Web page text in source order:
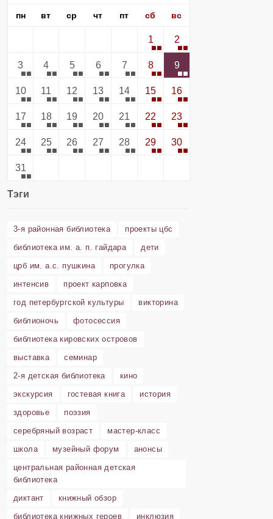
пн вт ср чт пт сб вс
1 2
3 4 5 6 7 8 9
10 11 12 13 14 15 16
17 18 19 20 21 22 23
24 25 26 27 28 29 30
31
Тэги
3-я районная библиотека
проекты цбс
библиотека им. а. п. гайдара
дети
црб им. а.с. пушкина
прогулка
интенсив
проект карповка
год петербургской культуры
викторина
библионочь
фотосессия
библиотека кировских островов
выставка
семинар
2-я детская библиотека
кино
экскурсия
гостевая книга
история
здоровье
поэзия
серебряный возраст
мастер-класс
школа
музейный форум
анонсы
центральная районная детская
библиотека
диктант
книжный обзор
библиотека книжных героев
инклюзия